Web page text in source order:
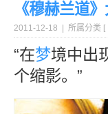
《穆赫兰道
2011-12-18 | 所属分类 [
“在梦境中出
个缩影。”